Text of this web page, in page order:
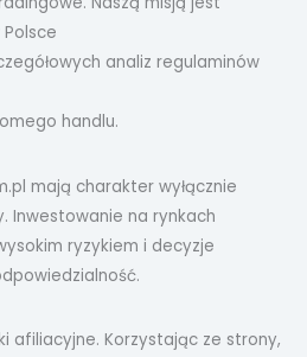
analiz regulaminów
handlu.
mają charakter wyłącznie
Inwestowanie na rynkach
ryzykiem i decyzje
afiliacyjne. Korzystając ze strony,